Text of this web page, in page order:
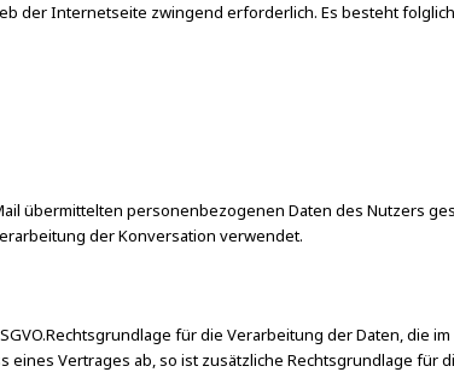
der Internetseite zwingend erforderlich. Es besteht
übermittelten personenbezogenen Daten des Nutzers
der Konversation verwendet.
für die Verarbeitung der Daten, die
eines Vertrages ab, so ist zusätzliche Rechtsgrundlage für